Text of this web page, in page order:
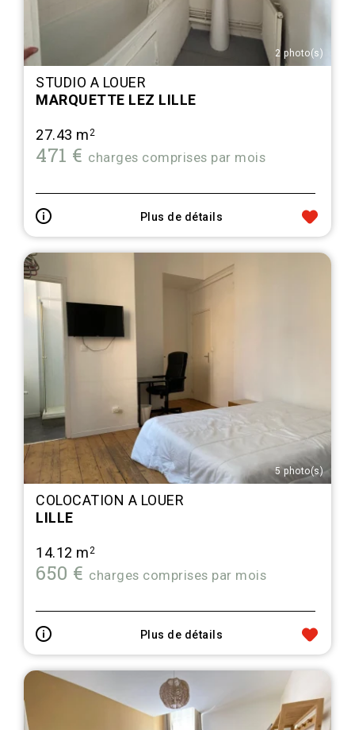
2 photo(s)
STUDIO A LOUER
MARQUETTE LEZ LILLE
27.43 m2
471 € charges comprises par mois
Plus de détails
5 photo(s)
COLOCATION A LOUER
LILLE
14.12 m2
650 € charges comprises par mois
Plus de détails